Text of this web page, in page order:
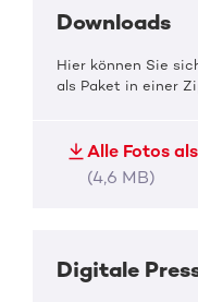
Downloads
Hier können Sie
als Paket in einer
Alle Fotos
(4,6 MB)
Digitale